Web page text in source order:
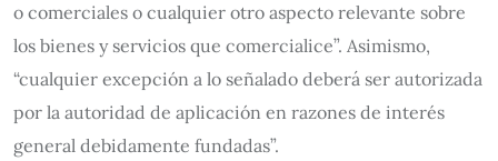
o comerciales o cualquier otro aspecto relevante sobre
los bienes y servicios que comercialice”. Asimismo,
“cualquier excepción a lo señalado deberá ser autorizada
por la autoridad de aplicación en razones de interés
general debidamente fundadas”.